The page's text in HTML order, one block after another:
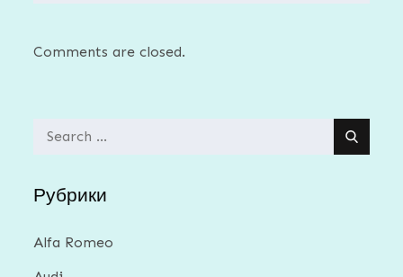
Comments are closed.
Search
Рубрики
Alfa Romeo